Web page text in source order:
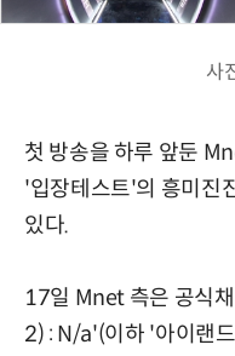
사
첫 방송을 하루 앞둔
'입장테스트'의 흥미진
있다.
17일 Mnet 측은 공식
2) : N/a'(이하 '아이랜